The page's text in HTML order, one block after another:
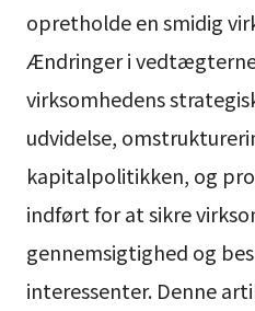
opretholde en smidig
Ændringer i
virksomhedens
udvidelse,
kapitalpolitikken, og
indført for at sikre
gennemsigtighed og
interessenter. Denne